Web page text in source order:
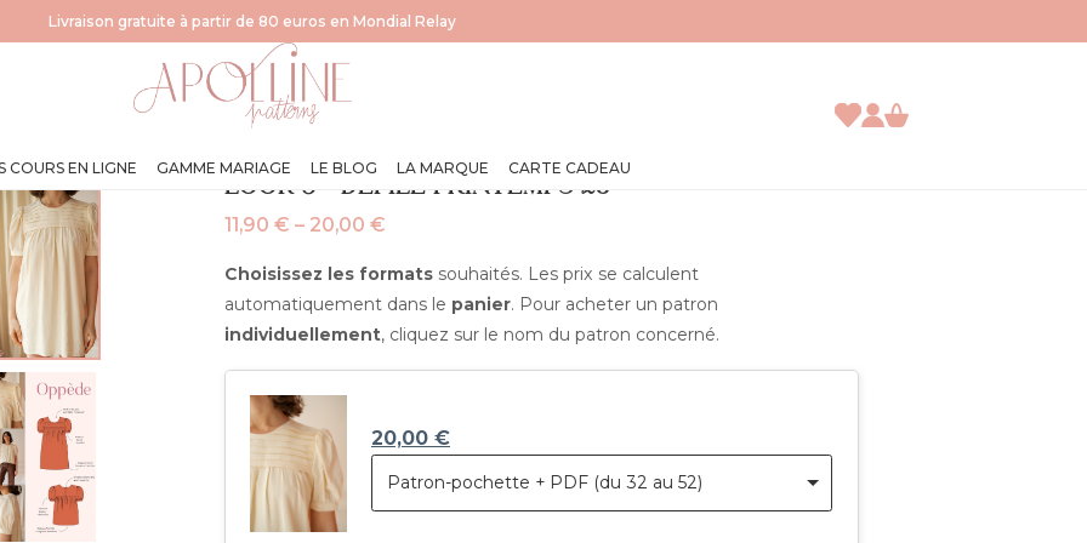
Livraison gratuite à partir de 80 euros en Mondial Relay
COURS EN LIGNE
ACCÈS ABONNÉ
GAMME MARIAGE LE BLOG LA MARQUE CARTE CADEAU
LOOK 5 – DÉFILÉ PRINTEMPS 26
11,90 € – 20,00 €
Plage
de
prix :
11,90 €
20,00 €
Choisissez les formats souhaités. Les prix se calculent
automatiquement dans le panier. Pour acheter un patron
individuellement, cliquez sur le nom du patron concerné.
20,00 €
Patron-pochette + PDF (du 32 au 52)